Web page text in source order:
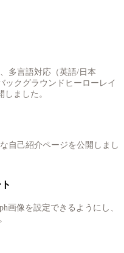
多言語対応（英語/日本
ックグラウンドヒーローレイ
しました。
自己紹介ページを公開しまし
画像を設定できるようにし、